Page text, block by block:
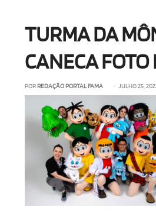
TURMA DA
CANECA
POR REDAÇÃO PORTAL FAMA • JULHO 25,